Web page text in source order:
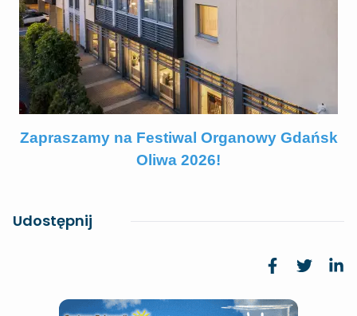
Zapraszamy na Festiwal Organowy Gdańsk
Oliwa 2026!
Udostępnij